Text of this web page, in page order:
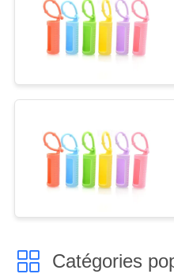
SITE
POLICY
Catégories